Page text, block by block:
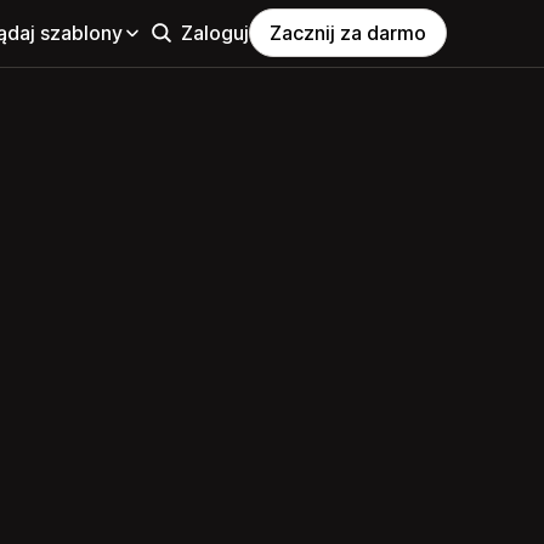
szablony Zaloguj Zacznij za darmo